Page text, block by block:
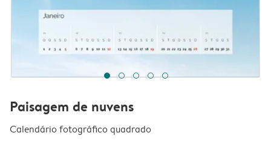
Paisagem de nuvens
Calendário fotográfico quadrado